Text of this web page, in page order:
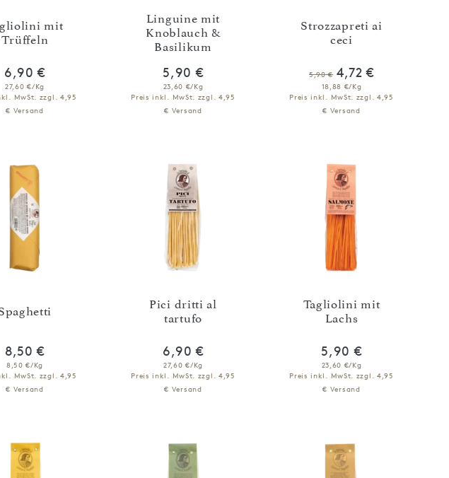
mit
Trüffeln
6,90 €
27,60 €/Kg
MwSt. zzgl. 4,95
€ Versand
Linguine mit
Knoblauch &
Basilikum
5,90 €
23,60 €/Kg
Preis inkl. MwSt. zzgl. 4,95
€ Versand
Strozzapreti ai
ceci
5,90 € 4,72 €
18,88 €/Kg
Preis inkl. MwSt. zzgl. 4,95
€ Versand
Tage: 4,72 €
8,50 €
8,50 €/Kg
MwSt. zzgl. 4,95
€ Versand
Pici dritti al
tartufo
6,90 €
27,60 €/Kg
Preis inkl. MwSt. zzgl. 4,95
€ Versand
Tagliolini mit
Lachs
5,90 €
23,60 €/Kg
Preis inkl. MwSt. zzgl. 4,95
€ Versand